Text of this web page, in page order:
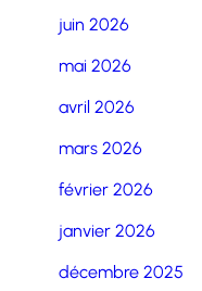
juin 2026
mai 2026
avril 2026
mars 2026
février 2026
janvier 2026
décembre 2025